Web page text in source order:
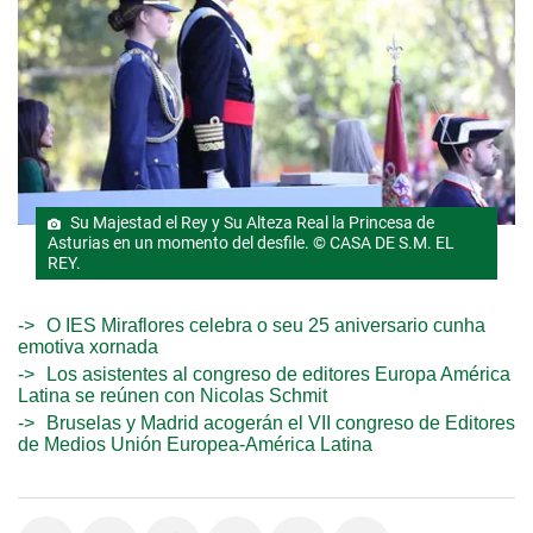
Su Majestad el Rey y Su Alteza Real la Princesa de
Asturias en un momento del desfile. © CASA DE S.M. EL
REY.
O IES Miraflores celebra o seu 25 aniversario cunha
emotiva xornada
Los asistentes al congreso de editores Europa América
Latina se reúnen con Nicolas Schmit
Bruselas y Madrid acogerán el VII congreso de Editores
de Medios Unión Europea-América Latina